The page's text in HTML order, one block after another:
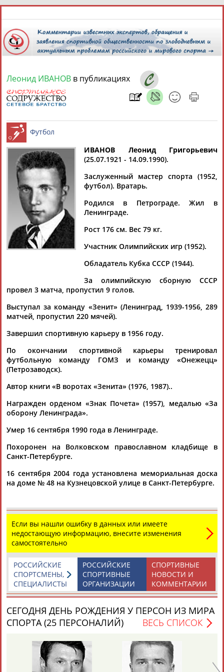
9 августа 2026 года,07:30
Найдено: 13181 Расширенный поиск
Аслаудин
АБАЕВ
Елена
АБАИМОВА
АБАКУМОВА
Юлия
АБАЛАКИНА
Дмитрий
АБАРЕНОВ
Тамилла
АБАСОВА
Рамазан
АБАЧАРАЕВ
АББАТЕ-
БУЛАТОВА
Татьяна
АББЯСОВА
Акжана
АБДИКАРИМОВА
Артур
Каримжан
АБДРАХМАНОВ
Аделя
АБДРАХМАНОВА
Андрей
АБДУВАЛИЕВ
Герман
АБДУЛАЕВ
Рамазан
АБДУЛАЕВ
Тагир
АБДУЛАЕВ
Камиль
Загалав
Камалудин
Абдула
Магомед
Назир
24 персон из 13181
Леонид ИВАНОВ в публикациях
Футбол
ИВАНОВ Леонид Григорьевич
(25.07.1921 - 14.09.1990).
Заслуженный мастер спорта (1952,
футбол). Вратарь.
Родился в Петрограде. Жил в
Ленинграде.
Рост 176 см. Вес 79 кг.
Участник Олимпийских игр (1952).
Обладатель Кубка СССР (1944).
За олимпийскую сборную СССР
провел 3 матча, пропустил 9 голов.
Выступал за команду «Зенит» (Ленинград, 1939-1956, 289
матчей, пропустил 220 мячей).
Завершил спортивную карьеру в 1956 году.
По окончании спортивной карьеры тренировал
футбольную команду ГОМЗ и команду «Онежецц»
(Петрозаводск).
Автор книги «В воротах «Зенита» (1976, 1987)..
Награжден орденом «Знак Почета» (1957), медалью «За
оборону Ленинграда».
Умер 16 сентября 1990 года в Ленинграде.
Похоронен на Волковском православном кладбище в
Санкт-Петербурге.
16 сентября 2004 года установлена мемориальная доска
на доме № 48 на Кузнецовской улице в Санкт-Петербурге.
Если вы нашли ошибку в данных или имеете
недостающую информацию, внесите изменения
самостоятельно
СПОРТИВНЫЕ
НОВОСТИ И
КОММЕНТАРИИ
РОССИЙСКИЕ
СПОРТИВНЫЕ
ОРГАНИЗАЦИИ
РОССИЙСКИЕ
СПОРТСМЕНЫ,
СПЕЦИАЛИСТЫ
СЕГОДНЯ ДЕНЬ РОЖДЕНИЯ У ПЕРСОН ИЗ МИРА
СПОРТА (25 ПЕРСОНАЛИЙ)
ВЕСЬ СПИСОК